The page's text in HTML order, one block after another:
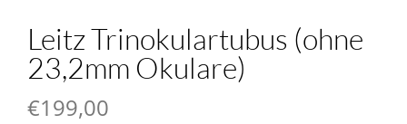
Leitz Trinokulartubus (ohne
23,2mm Okulare)
€199,00